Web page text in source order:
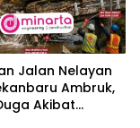
Jalan Nelayan
Ambruk,
Akibat